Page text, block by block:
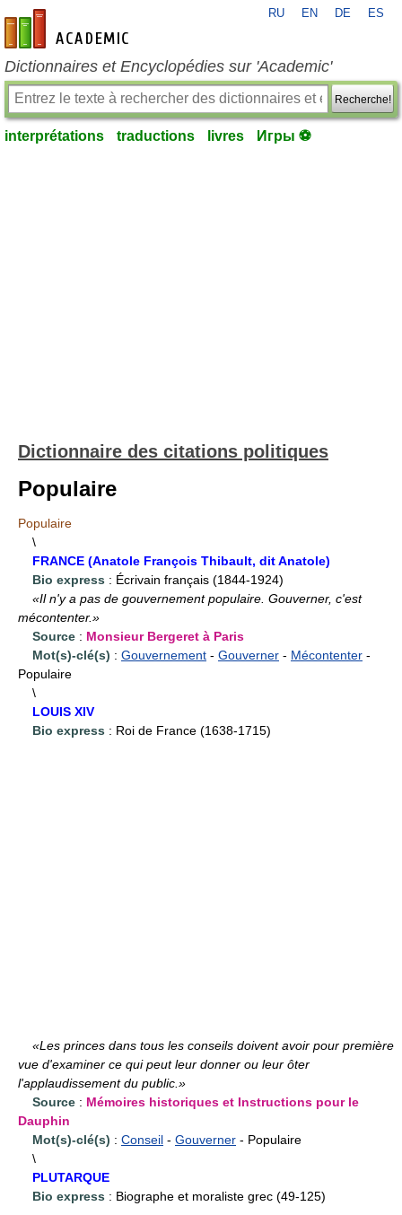
fr-academic.com
RU EN DE ES
Dictionnaires et Encyclopédies sur 'Academic'
Recherche!
interprétations traductions livres Игры ⚽
Dictionnaire des citations politiques
Populaire
Populaire
\
FRANCE (Anatole François Thibault, dit Anatole)
Bio express : Écrivain français (1844-1924)
«Il n'y a pas de gouvernement populaire. Gouverner, c'est
mécontenter.»
Source : Monsieur Bergeret à Paris
Mot(s)-clé(s) : Gouvernement - Gouverner - Mécontenter -
Populaire
\
LOUIS XIV
Bio express : Roi de France (1638-1715)
«Les princes dans tous les conseils doivent avoir pour première
vue d'examiner ce qui peut leur donner ou leur ôter
l'applaudissement du public.»
Source : Mémoires historiques et Instructions pour le
Dauphin
Mot(s)-clé(s) : Conseil - Gouverner - Populaire
\
PLUTARQUE
Bio express : Biographe et moraliste grec (49-125)